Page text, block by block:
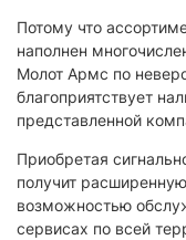
Потому что
наполнен
Молот Армс по
благоприятствует
представленной
Приобретая
получит
возможностью
сервисах по всей